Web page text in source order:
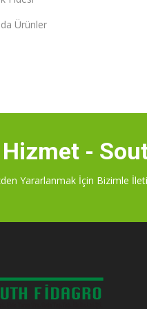
Ürünler
Hizmet -
Yararlanmak İçin Bizimle